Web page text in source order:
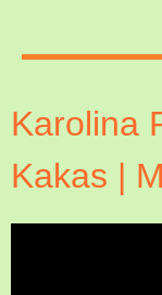
Karolina
Kakas |